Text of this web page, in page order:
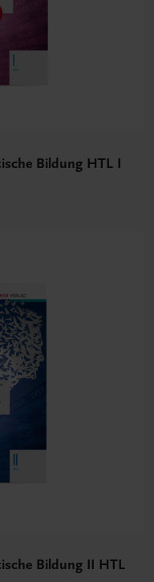
Bildung HTL I
Bildung II HTL